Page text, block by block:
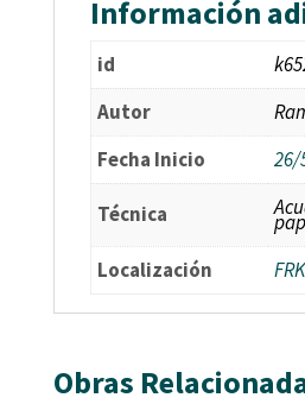
Información
id
Autor
Fecha Inicio
26/
Técnica
Localización
Obras